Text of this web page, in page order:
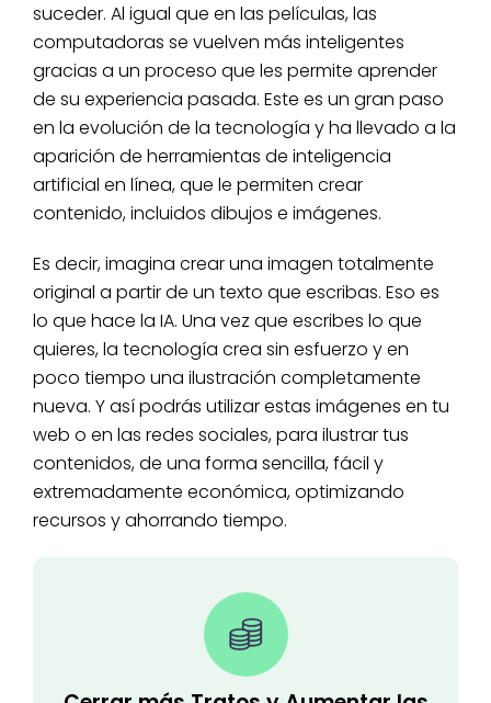
suceder. Al igual que en las películas, las
computadoras se vuelven más inteligentes
gracias a un proceso que les permite aprender
de su experiencia pasada. Este es un gran paso
en la evolución de la tecnología y ha llevado a la
aparición de herramientas de inteligencia
artificial en línea, que le permiten crear
contenido, incluidos dibujos e imágenes.
Es decir, imagina crear una imagen totalmente
original a partir de un texto que escribas. Eso es
lo que hace la IA. Una vez que escribes lo que
quieres, la tecnología crea sin esfuerzo y en
poco tiempo una ilustración completamente
nueva. Y así podrás utilizar estas imágenes en tu
web o en las redes sociales, para ilustrar tus
contenidos, de una forma sencilla, fácil y
extremadamente económica, optimizando
recursos y ahorrando tiempo.